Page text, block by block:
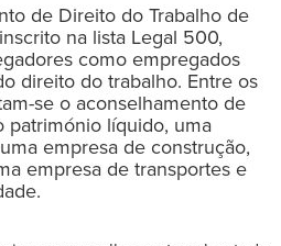
de Direito do Trabalho de
na lista Legal 500,
como empregados
direito do trabalho. Entre os
se o aconselhamento de
património líquido, uma
empresa de construção,
empresa de transportes e